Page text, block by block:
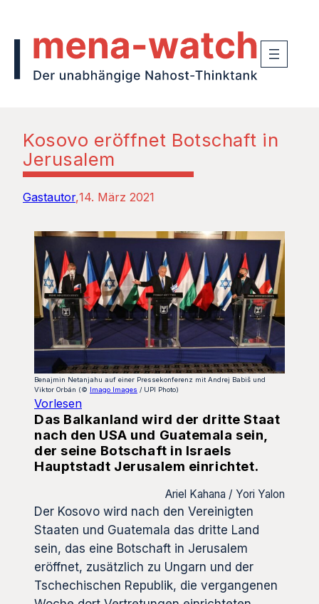
Kosovo eröffnet Botschaft in
Jerusalem
Gastautor 14. März 2021
Benajmin Netanjahu auf einer Pressekonferenz mit Andrej Babiš und
Viktor Orbán (© Imago Images / UPI Photo)
Vorlesen
Das Balkanland wird der dritte Staat
nach den USA und Guatemala sein,
der seine Botschaft in Israels
Hauptstadt Jerusalem einrichtet.
Ariel Kahana / Yori Yalon
Der Kosovo wird nach den Vereinigten
Staaten und Guatemala das dritte Land
sein, das eine Botschaft in Jerusalem
eröffnet, zusätzlich zu Ungarn und der
Tschechischen Republik, die vergangenen